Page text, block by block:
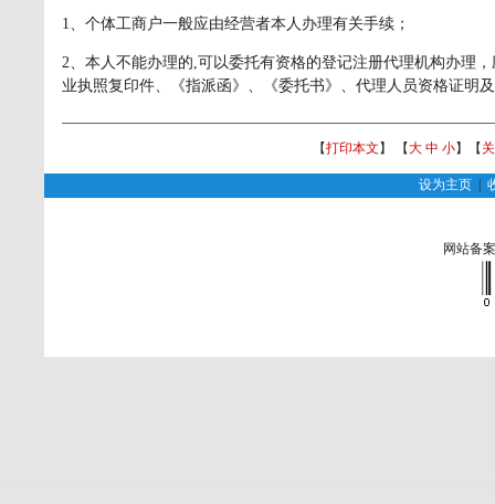
1、个体工商户一般应由经营者本人办理有关手续；
2、本人不能办理的,可以委托有资格的登记注册代理机构办理
业执照复印件、《指派函》、《委托书》、代理人员资格证明
【打印本文 】 【大 中 小】【
设为主页
网站备